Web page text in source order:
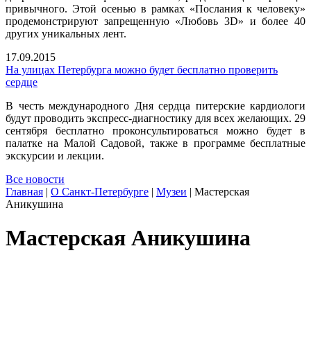
привычного. Этой осенью в рамках «Послания к человеку»
продемонстрируют запрещенную «Любовь 3D» и более 40
других уникальных лент.
17.09.2015
На улицах Петербурга можно будет бесплатно проверить
сердце
В честь международного Дня сердца питерские кардиологи
будут проводить экспресс-диагностику для всех желающих. 29
сентября бесплатно проконсультироваться можно будет в
палатке на Малой Садовой, также в программе бесплатные
экскурсии и лекции.
Все новости
Главная | О Санкт-Петербурге | Музеи | Мастерская
Аникушина
Мастерская Аникушина